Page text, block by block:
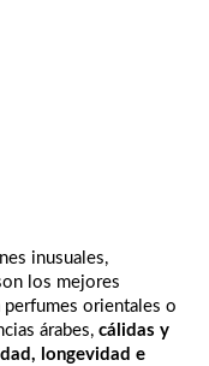
inusuales,
los mejores
perfumes orientales o
árabes, cálidas y
longevidad e